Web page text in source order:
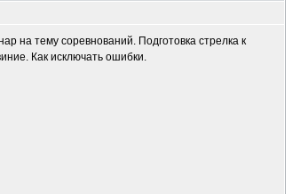
на тему соревнований. Подготовка стрелка к
Как исключать ошибки.